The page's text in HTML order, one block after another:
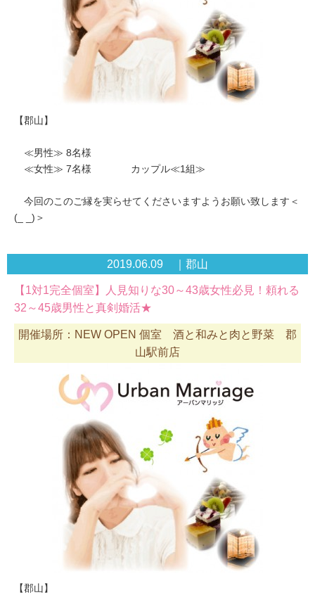
【郡山】
≪男性≫ 8名様
≪女性≫ 7名様 カップル≪1組≫
今回のこのご縁を実らせてくださいますようお願い致します＜
(_ _)＞
2019.06.09 ｜郡山
【1対1完全個室】人見知りな30～43歳女性必見！頼れる
32～45歳男性と真剣婚活★
開催場所：NEW OPEN 個室 酒と和みと肉と野菜 郡
山駅前店
【郡山】